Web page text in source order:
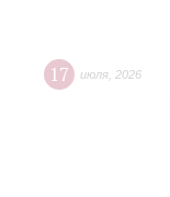
17 июля 2026